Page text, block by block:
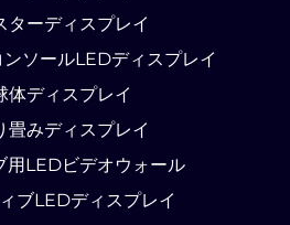
ターディスプレイ
ソールLEDディスプレイ
体ディスプレイ
畳みディスプレイ
用LEDビデオウォール
ブLEDディスプレイ